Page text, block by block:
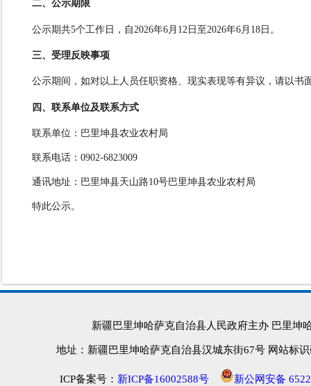
二、公示期限
公示期共5个工作日 ，自 2026年6月12日至2026年6月18日。
三、受理反映事项
公示期间，如对以上人员任职资格、现实表现等有异议，请以
四、联系单位及联系方式
联系单位：巴里坤县农业农村局
联系电话： 0902-6823009
通讯地址：巴里坤县天山路10号巴里坤县农业农村局
特此公示。
新疆巴里坤哈萨克自治县人民政府主办 巴里坤
地址：新疆巴里坤哈萨克自治县汉城东街67号 网站标
ICP备案号： 新ICP备16002588号 新公网安备